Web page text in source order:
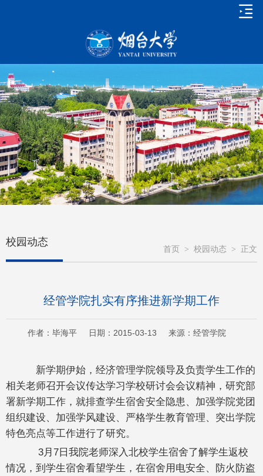
校园动态
首页 > 校园动态 > 正文
经管学院扎实有序推进新学期工作
作者：毕海平 日期：2015-03-13 来源：经管学院
新学期伊始，经济管理学院领导及负责学生工作的
相关老师召开会议传达学习学校研讨会会议精神，研究部
署新学期工作，就排查学生宿舍安全隐患、加强学院党团
组织建设、加强学风建设、严格学生教育管理、突出学院
特色亮点等工作进行了研究。
3月7日我院老师深入北校学生宿舍了解学生返校
情况，到学生宿舍看望学生，在宿舍用电安全、防火防盗